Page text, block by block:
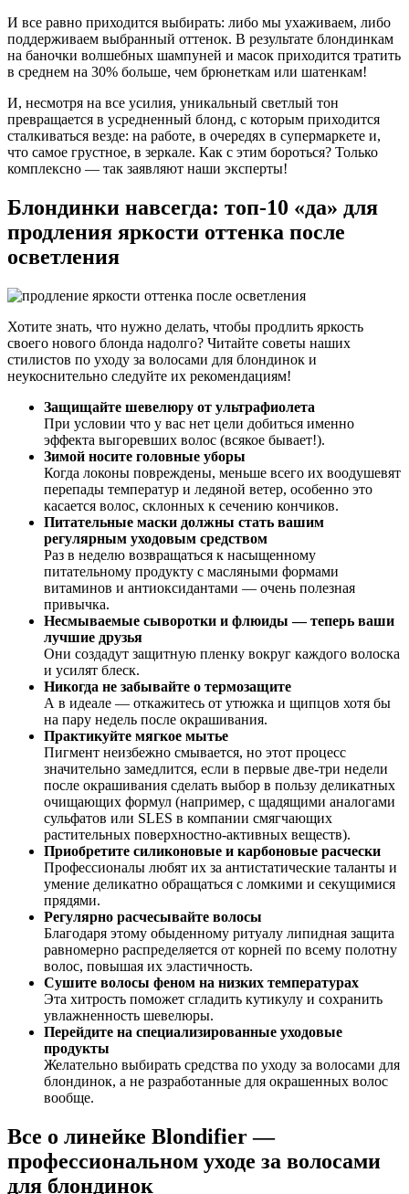
И все равно приходится выбирать: либо мы ухаживаем, либо
поддерживаем выбранный оттенок. В результате блондинкам
на баночки волшебных шампуней и масок приходится тратить
в среднем на 30% больше, чем брюнеткам или шатенкам!
И, несмотря на все усилия, уникальный светлый тон
превращается в усредненный блонд, с которым приходится
сталкиваться везде: на работе, в очередях в супермаркете и,
что самое грустное, в зеркале. Как с этим бороться? Только
комплексно — так заявляют наши эксперты!
Блондинки навсегда: топ-10 «да» для
продления яркости оттенка после
осветления
Хотите знать, что нужно делать, чтобы продлить яркость
своего нового блонда надолго? Читайте советы наших
стилистов по уходу за волосами для блондинок и
неукоснительно следуйте их рекомендациям!
Защищайте шевелюру от ультрафиолета
При условии что у вас нет цели добиться именно
эффекта выгоревших волос (всякое бывает!).
Зимой носите головные уборы
Когда локоны повреждены, меньше всего их воодушевят
перепады температур и ледяной ветер, особенно это
касается волос, склонных к сечению кончиков.
Питательные маски должны стать вашим
регулярным уходовым средством
Раз в неделю возвращаться к насыщенному
питательному продукту с масляными формами
витаминов и антиоксидантами — очень полезная
привычка.
Несмываемые сыворотки и флюиды — теперь ваши
лучшие друзья
Они создадут защитную пленку вокруг каждого волоска
и усилят блеск.
Никогда не забывайте о термозащите
А в идеале — откажитесь от утюжка и щипцов хотя бы
на пару недель после окрашивания.
Практикуйте мягкое мытье
Пигмент неизбежно смывается, но этот процесс
значительно замедлится, если в первые две-три недели
после окрашивания сделать выбор в пользу деликатных
очищающих формул (например, с щадящими аналогами
сульфатов или SLES в компании смягчающих
растительных поверхностно-активных веществ).
Приобретите силиконовые и карбоновые расчески
Профессионалы любят их за антистатические таланты и
умение деликатно обращаться с ломкими и секущимися
прядями.
Регулярно расчесывайте волосы
Благодаря этому обыденному ритуалу липидная защита
равномерно распределяется от корней по всему полотну
волос, повышая их эластичность.
Сушите волосы феном на низких температурах
Эта хитрость поможет сгладить кутикулу и сохранить
увлажненность шевелюры.
Перейдите на специализированные уходовые
продукты
Желательно выбирать средства по уходу за волосами для
блондинок, а не разработанные для окрашенных волос
вообще.
Все о линейке Blondifier —
профессиональном уходе за волосами
для блондинок